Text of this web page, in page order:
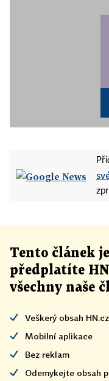
Tento článek je
předplatíte
všechny naše
Veškerý obsah HN.cz
Mobilní aplikace
Bez reklam
Odemykejte obsah